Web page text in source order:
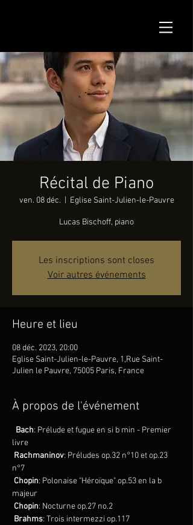
Récital de Piano
ven. 08 déc. Eglise Saint-Julien-le-Pauvre
Lucas Bischoff, piano
Les inscriptions sont closes
Voir autres événements
Heure et lieu
08 déc. 2023, 20:00
Eglise Saint-Julien-le-Pauvre, 1,Rue Saint-
Julien le Pauvre, 75005 Paris, France
À propos de l'événement
Bach: Prélude et fugue en si b min - Premier
livre
Rachmaninov: Préludes op.32 n°10 et op.23
n°7
Chopin: Polonaise "Héroïque" op.53 en la b
majeur
Chopin: Nocturne op.27 no.2
Brahms: Trois intermezzi op.117